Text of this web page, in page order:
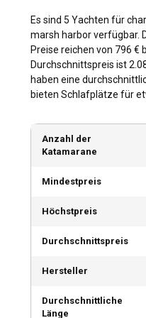
Bonbonstreifen bekannt
malerische historische
Segelzielen zählen die
Turtle Cay und Man-O-
einsamer Strände
Charter eignen. Der
Katamaranmiete in
der farbenfrohen
Marsh Harbour zu
Die Hochsaison zum
wenn das Wetter warm
Bahamas statt, eine
Es sind 5 Yachten für
marsh harbor verfügbar.
Preise reichen von 796 €
Durchschnittspreis ist
haben eine
bieten Schlafplätze für
Anzahl der
Katamarane
Mindestpreis
Höchstpreis
Durchschnittspreis
Hersteller
Durchschnittliche
Länge